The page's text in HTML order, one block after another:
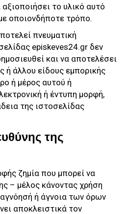
το υλικό αυτό
οποιονδήποτε τρόπο.
πνευματική
episkeves24.gr δεν
και να αποτελέσει
ή άλλου είδους εμπορικής
ή μέρος αυτού ή
ή έντυπη μορφή,
της ιστοσελίδας
της
ζημία που μπορεί να
– μέλος κάνοντας χρήση
ή άγνοια των όρων
αποκλειστικά τον